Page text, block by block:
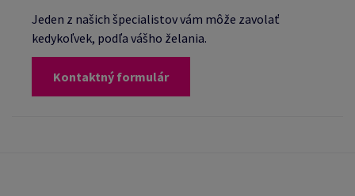
Jeden z našich špecialistov vám môže zavolať
kedykoľvek, podľa vášho želania.
Kontaktný formulár